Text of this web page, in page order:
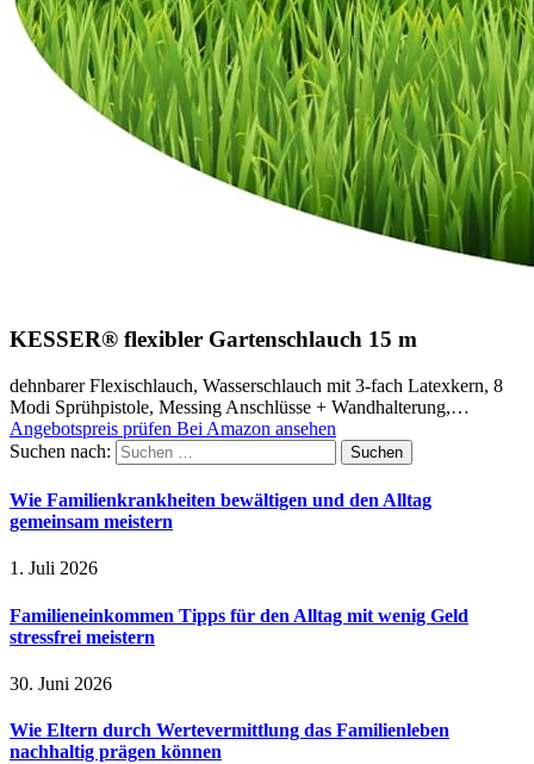
KESSER® flexibler Gartenschlauch 15 m
dehnbarer Flexischlauch, Wasserschlauch mit 3-fach Latexkern, 8
Modi Sprühpistole, Messing Anschlüsse + Wandhalterung,…
Angebotspreis prüfen Bei Amazon ansehen
Suchen nach:
Wie Familienkrankheiten bewältigen und den Alltag
gemeinsam meistern
1. Juli 2026
Familieneinkommen Tipps für den Alltag mit wenig Geld
stressfrei meistern
30. Juni 2026
Wie Eltern durch Wertevermittlung das Familienleben
nachhaltig prägen können